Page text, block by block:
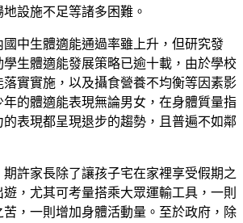
設施不足等諸多困難。
國中生體適能通過率雖上升，但研究發
生體適能發展策略已逾十載，由於學校
實實施，以及攝食營養不均衡等因素影
的體適能表現無論男女，在身體質量指
表現都呈現退步的趨勢，且普遍不如鄰
許家長除了讓孩子宅在家裡享受假期之
，尤其可考量搭乘大眾運輸工具，一則
，一則增加身體活動量。至於政府，除